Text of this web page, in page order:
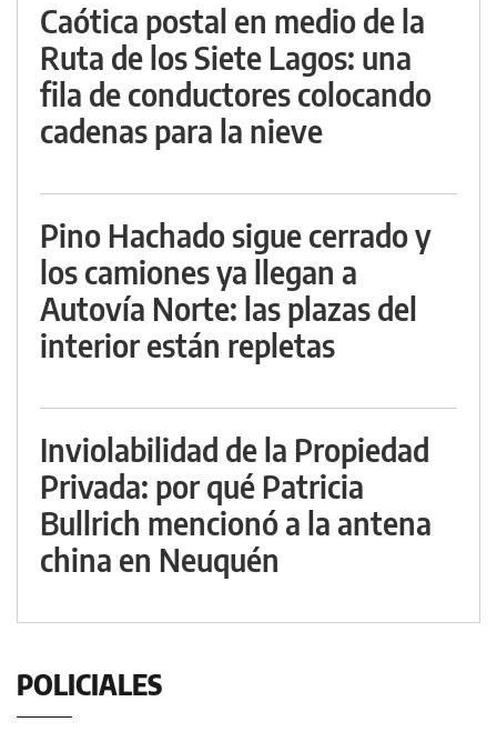
Caótica postal en medio de la
Ruta de los Siete Lagos: una
fila de conductores colocando
cadenas para la nieve
Pino Hachado sigue cerrado y
los camiones ya llegan a
Autovía Norte: las plazas del
interior están repletas
Inviolabilidad de la Propiedad
Privada: por qué Patricia
Bullrich mencionó a la antena
china en Neuquén
POLICIALES